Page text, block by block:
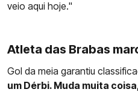
veio aqui hoje."
Atleta das Brabas
Gol da meia garantiu
um Dérbi. Muda muita